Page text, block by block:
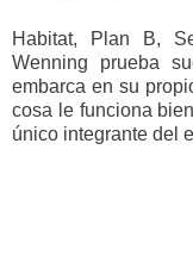
Habitat, Plan B,
Wenning prueba
embarca en su
cosa le funciona
único integrante del